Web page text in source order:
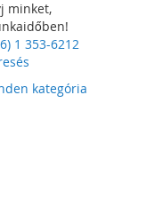
minket,
1 353-6212
kategória